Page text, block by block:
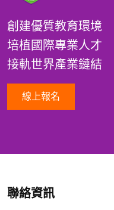
創建優質教育環境
培植國際專業人才
接軌世界產業鏈結
線上報名
聯絡資訊